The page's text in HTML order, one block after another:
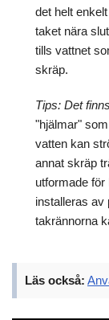
det helt
taket nära
tills vattnet
skräp.
Tips: Det finns
"hjälmar"
vatten kan
annat skräp
utformade
installeras av
takrännorna
Läs också: